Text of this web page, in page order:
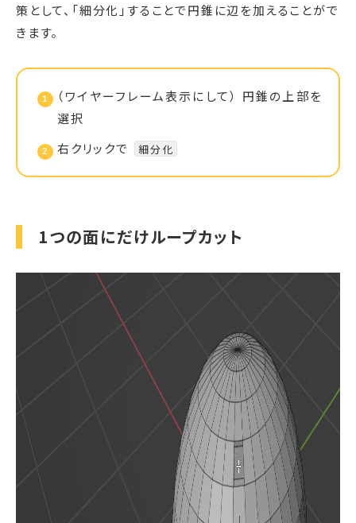
策として、「細分化」することで円錐に辺を加えることがで
きます。
（ワイヤーフレーム表示にして） 円錐の上部を
選択
右クリックで
細分化
1つの面にだけループカット